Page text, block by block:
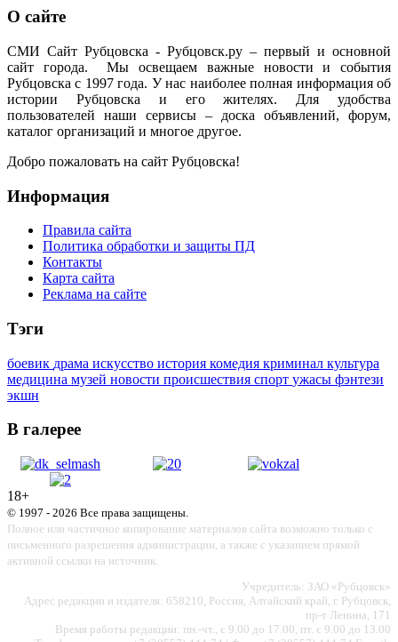
О сайте
СМИ Сайт Рубцовска - Рубцовск.ру – первый и основной
сайт города. Мы освещаем важные новости и события
Рубцовска с 1997 года. У нас наиболее полная информация об
истории Рубцовска и его жителях. Для удобства
пользователей наши сервисы – доска объявлений, форум,
каталог организаций и многое другое.
Добро пожаловать на сайт Рубцовска!
Информация
Правила сайта
Политика обработки и защиты ПД
Контакты
Карта сайта
Реклама на сайте
Тэги
боевик драма искусство история комедия криминал культура
медицина музей новости происшествия спорт ужасы фэнтези
экшн
В галерее
18+
© 1997 - 2026 Все права защищены.
Полное или частичное копирование материалов сайта возможно только с
письменного разрешения администрации, а также с указанием прямой
активной ссылки на источник.
Учредитель: ЗАО «Рубцовск»
Адрес редакции и издателя: 658210, Россия, Алтайский край, г. Рубцовск,
пр-т Ленина, 171
Время работы редакции: пн.-чт., с 9.00 до 17.00, пт. с 9.00 до 13.00